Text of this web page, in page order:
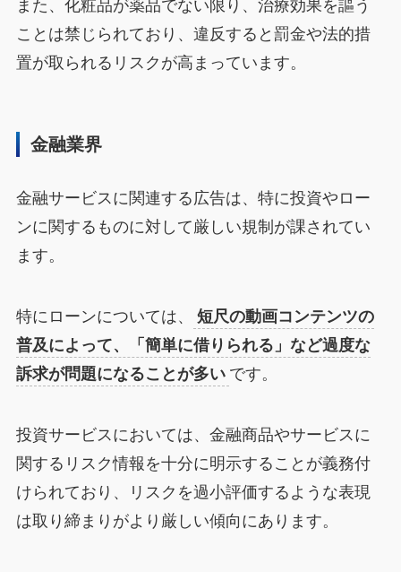
また、化粧品が薬品でない限り、治療効果を謳う
ことは禁じられており、違反すると罰金や法的措
置が取られるリスクが高まっています。
金融業界
金融サービスに関連する広告は、特に投資やロー
ンに関するものに対して厳しい規制が課されてい
ます。
特にローンについては、
短尺の動画コンテンツの
普及によって、「簡単に借りられる」など過度な
訴求が問題になることが多い です。
投資サービスにおいては、金融商品やサービスに
関するリスク情報を十分に明示することが義務付
けられており、リスクを過小評価するような表現
は取り締まりがより厳しい傾向にあります。